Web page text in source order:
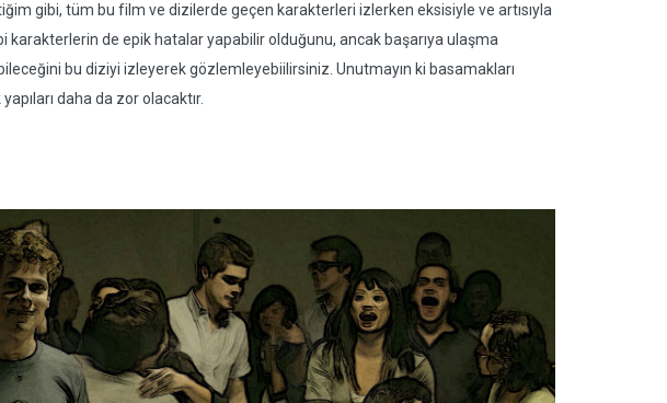
gibi, tüm bu film ve dizilerde geçen karakterleri izlerken eksisiyle ve artısıyla
karakterlerin de epik hatalar yapabilir olduğunu, ancak başarıya ulaşma
bu diziyi izleyerek gözlemleyebiilirsiniz. Unutmayın ki basamakları
daha da zor olacaktır.